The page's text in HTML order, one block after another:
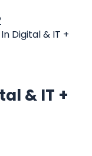
Digital & IT +
& IT +